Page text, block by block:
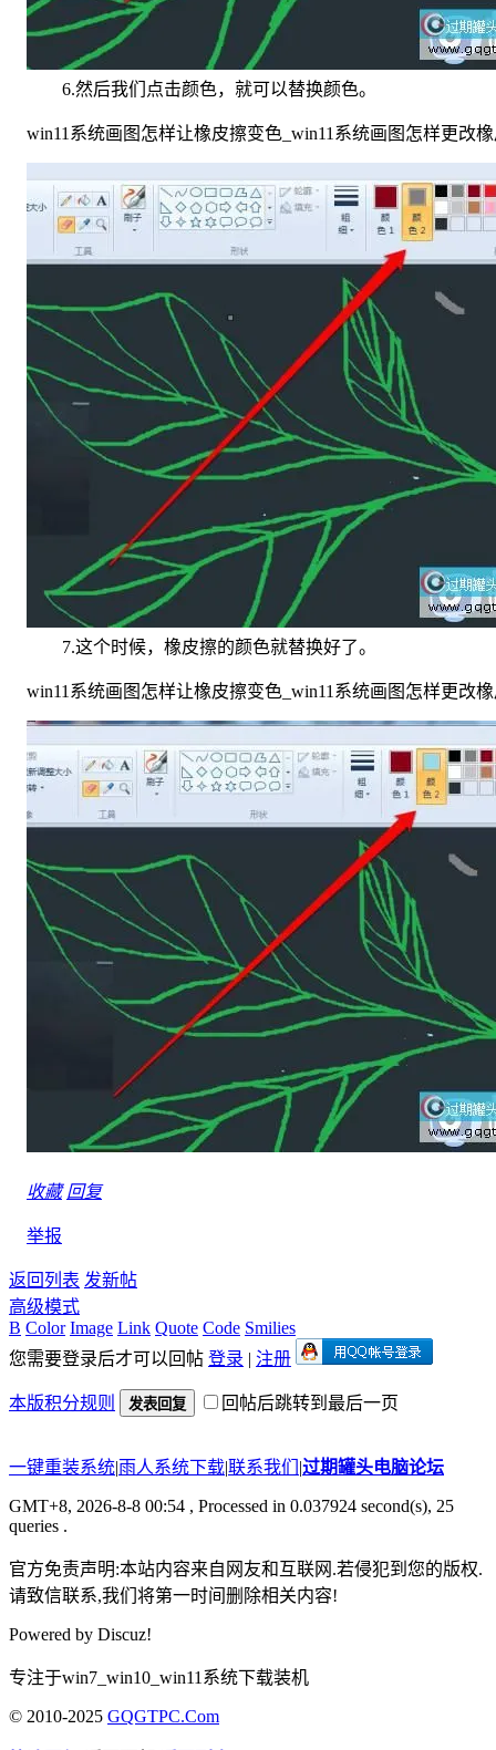
6.然后我们点击颜色，就可以替换颜色。
win11系统画图怎样让橡皮擦变色_win11系统画图怎样更改
7.这个时候，橡皮擦的颜色就替换好了。
win11系统画图怎样让橡皮擦变色_win11系统画图怎样更改
收藏 回复
举报
返回列表 发新帖
高级模式
B Color Image Link Quote Code Smilies
您需要登录后才可以回帖 登录 | 注册
本版积分规则 发表回复 回帖后跳转到最后一页
一键重装系统|雨人系统下载|联系我们 |过期罐头电脑论坛
GMT+8, 2026-8-8 00:54 , Processed in 0.037924 second(s), 25
queries .
官方免责声明:本站内容来自网友和互联网.若侵犯到您的版权.
请致信联系,我们将第一时间删除相关内容!
Powered by Discuz!
专注于win7_win10_win11系统下载装机
© 2010-2025 GQGTPC.Com